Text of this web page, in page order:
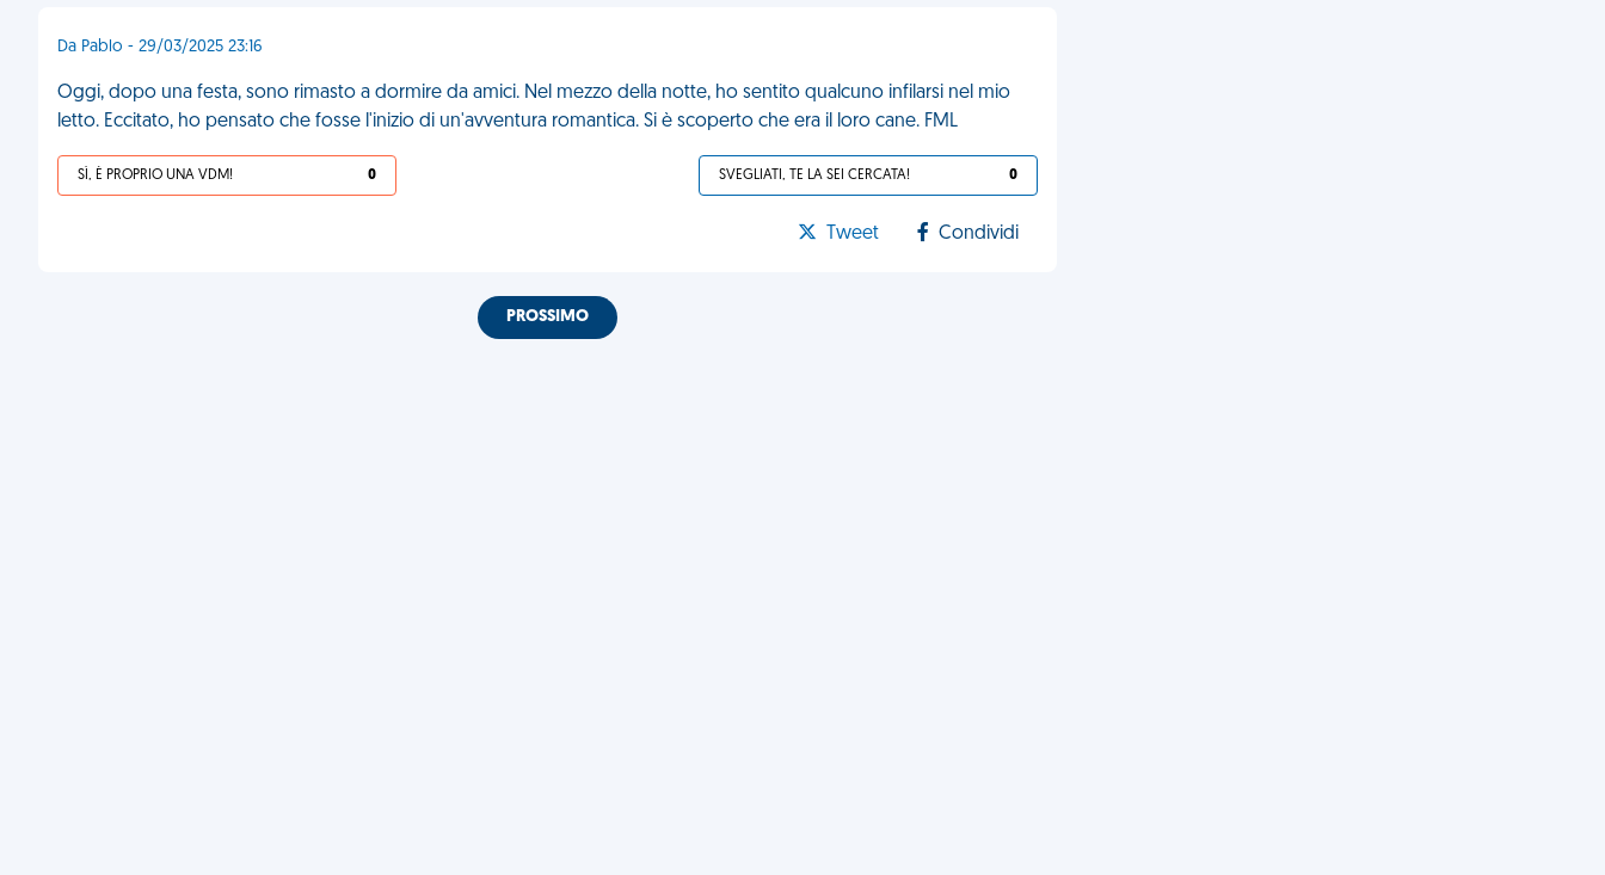
Da Pablo - 29/03/2025 23:16
Oggi, dopo una festa, sono rimasto a dormire da amici. Nel mezzo della notte, ho sentito qualcuno infilarsi nel mio
letto. Eccitato, ho pensato che fosse l'inizio di un'avventura romantica. Si è scoperto che era il loro cane. FML
SÌ, È PROPRIO UNA VDM! 0 SVEGLIATI, TE LA SEI CERCATA! 0
Tweet Condividi
PROSSIMO